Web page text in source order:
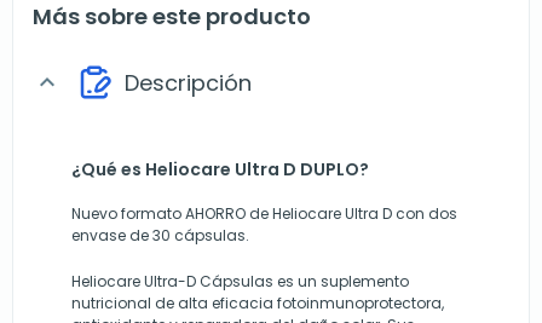
Más sobre este producto
expand_more Descripción
¿Qué es Heliocare Ultra D DUPLO?
Nuevo formato AHORRO de Heliocare Ultra D con dos
envase de 30 cápsulas.
Heliocare Ultra-D Cápsulas es un suplemento
nutricional de alta eficacia fotoinmunoprotectora,